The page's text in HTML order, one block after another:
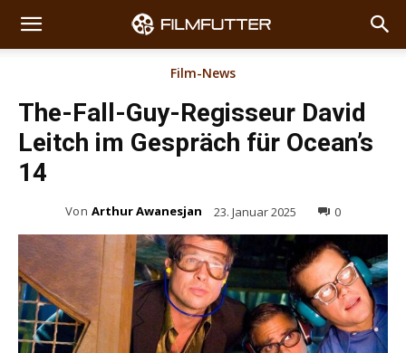
Film-News
The-Fall-Guy-Regisseur David
Leitch im Gespräch für Ocean’s
14
Von Arthur Awanesjan 23. Januar 2025 0